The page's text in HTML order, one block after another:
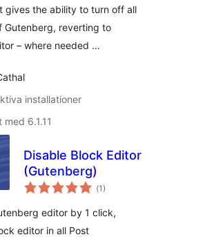
gives the ability to turn off all
Gutenberg, reverting to
– where needed …
installationer
med 6.1.11
Disable Block Editor
(Gutenberg)
(Totalt
antal
1)
editor by 1 click,
editor in all Post